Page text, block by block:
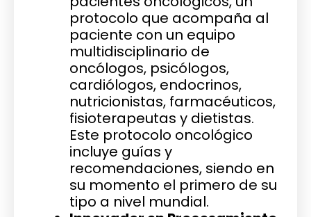
protocolo que acompaña al
paciente con un equipo
multidisciplinario de
oncólogos, psicólogos,
cardiólogos, endocrinos,
nutricionistas, farmacéuticos,
fisioterapeutas y dietistas.
Este protocolo oncológico
incluye guías y
recomendaciones, siendo en
su momento el primero de su
tipo a nivel mundial.